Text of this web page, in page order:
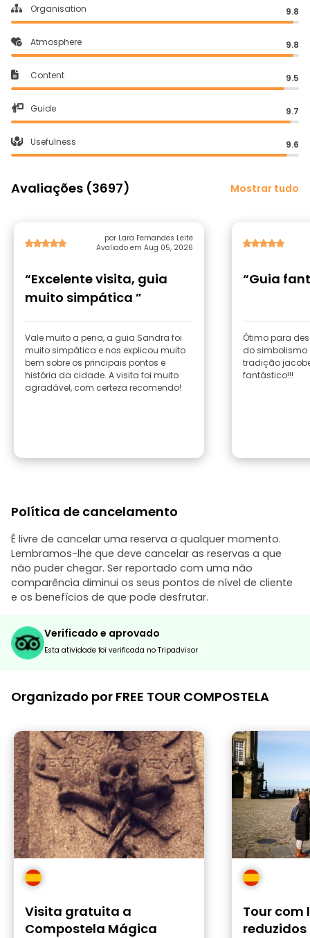
Organisation 9.8
Atmosphere 9.8
Content 9.5
Guide 9.7
Usefulness 9.6
Avaliações (3697) Mostrar tudo
por Lara Fernandes Leite
Avaliado em Aug 05, 2026
“Excelente visita, guia
muito simpática ”
Vale muito a pena, a guia Sandra foi
muito simpática e nos explicou muito
bem sobre os principais pontos e
história da cidade. A visita foi muito
agradável, com certeza recomendo!
“Guia
Ótimo para
do simbolismo
tradição
fantástico!!!
Política de cancelamento
É livre de cancelar uma reserva a qualquer momento.
Lembramos-lhe que deve cancelar as reservas a que
não puder chegar. Ser reportado com uma não
comparência diminui os seus pontos de nível de cliente
e os benefícios de que pode desfrutar.
Verificado e aprovado
Esta atividade foi verificada no Tripadvisor
Organizado por FREE TOUR COMPOSTELA
Visita gratuita a
Compostela Mágica
Tour com